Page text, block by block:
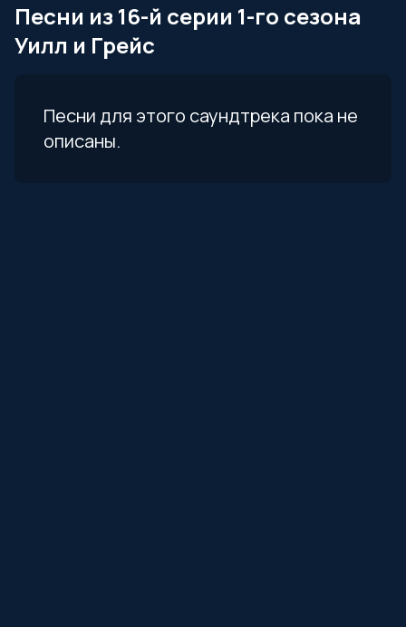
Песни из 16-й серии 1-го сезона
Уилл и Грейс
Песни для этого саундтрека пока не
описаны.